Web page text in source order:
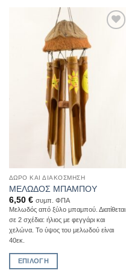
ΔΏΡΟ ΚΑΙ ΔΙΑΚΌΣΜΗΣΗ
ΜΕΛΩΔΟΣ ΜΠΑΜΠΟΥ
6,50 € συμπ. ΦΠΑ
Μελωδός από ξύλο μπαμπού. Διατίθεται
σε 2 σχέδια: ήλιος με φεγγάρι και
χελώνα. To ύψος του μελωδού είναι
40εκ.
ΕΠΙΛΟΓΉ